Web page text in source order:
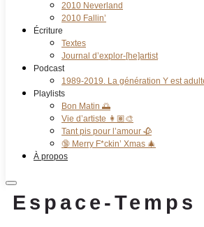
2010 Neverland
2010 Fallin’
Écriture
Textes
Journal d’explor-[he]artist
Podcast
1989-2019. La génération Y est
Playlists
Bon Matin 🌅
Vie d’artiste 👩🏽‍🎨
Tant pis pour l’amour 🥀
🔞 Merry F*ckin’ Xmas 🎄
À propos
Espace-Temps